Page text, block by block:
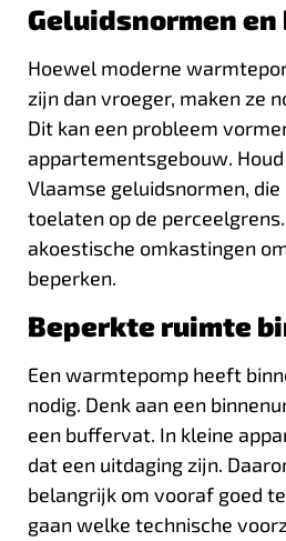
Geluidsnormen en
Hoewel moderne
zijn dan vroeger, maken ze
Dit kan een probleem
appartementsgebouw.
Vlaamse geluidsnormen,
toelaten op de
akoestische omkastingen
beperken.
Beperkte ruimte
Een warmtepomp heeft
nodig. Denk aan een
een buffervat. In kleine
dat een uitdaging zijn.
belangrijk om vooraf goed
gaan welke technische